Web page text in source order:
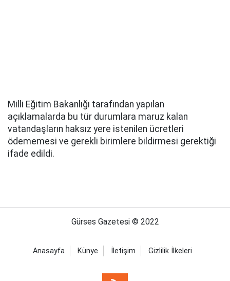
Milli Eğitim Bakanlığı tarafından yapılan
açıklamalarda bu tür durumlara maruz kalan
vatandaşların haksız yere istenilen ücretleri
ödememesi ve gerekli birimlere bildirmesi gerektiği
ifade edildi.
Gürses Gazetesi © 2022
Anasayfa Künye İletişim Gizlilik İlkeleri